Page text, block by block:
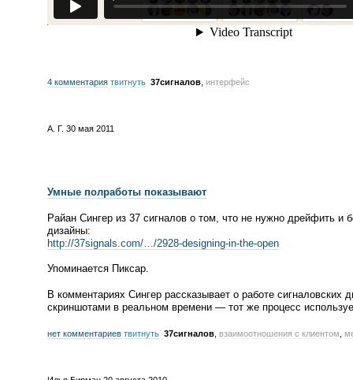
4 комментария твитнуть 37сигналов интерфейс
А. Г. 30 мая 2011
Умные полработы показывают
Райан Сингер из 37 сигналов о том, что не нужно дрейфить и
дизайны:
http://37signals.com/…/2928-designing-in-the-open
Упоминается Пиксар.
В комментариях Сингер рассказывает о работе сигналовских
скриншотами в реальном времени — тот же процесс
нет комментариев твитнуть 37сигналов взаимоотношения с клиентом